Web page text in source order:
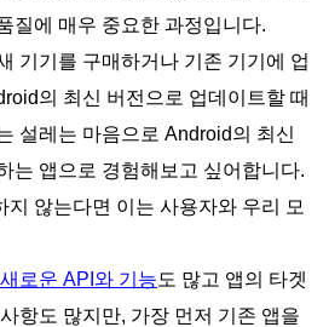
질에 매우 중요한 과정입니다.
기기를 구매하거나 기존 기기에 업
의 최신 버전으로 업데이트할 때
설레는 마음으로 Android의 최신
는 앱으로 경험해보고 싶어합니다.
지 않는다면 이는 사용자와 우리 모
새로운 API와 기능도 많고 앱의 타겟
항도 많지만, 가장 먼저 기존 앱을